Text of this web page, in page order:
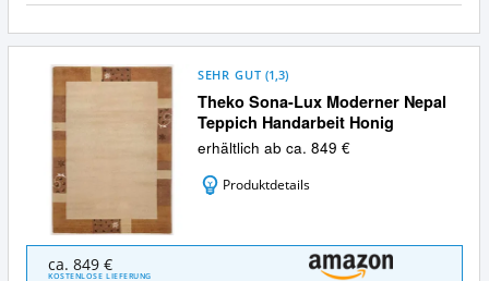
a
Theko Sona-Lux Moderner Nepal
Teppich Handarbeit Honig
SEHR GUT (1,3)
erhältlich ab ca. 849 €
Produktdetails
Sona-
ca. 849 €
KOSTENLOSE LIEFERUNG